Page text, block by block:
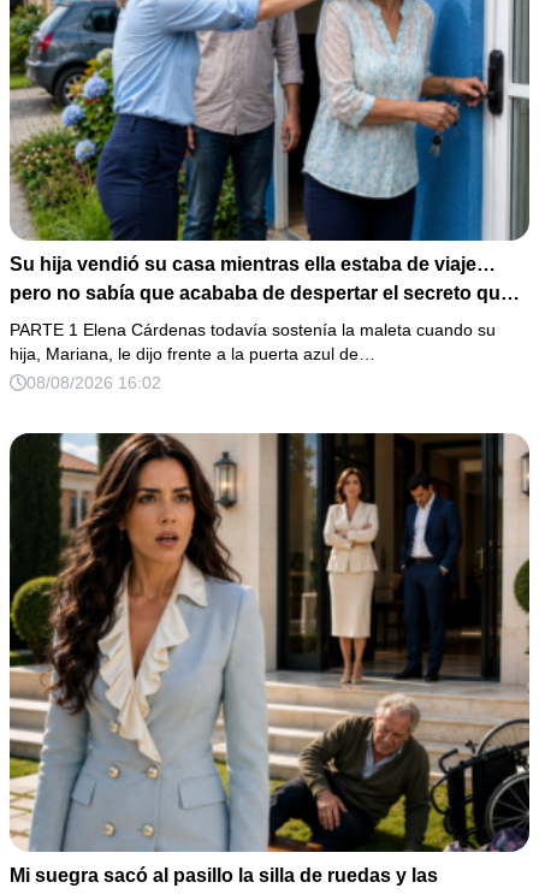
Su hija vendió su casa mientras ella estaba de viaje…
pero no sabía que acababa de despertar el secreto que
su padre dejó antes de morir
PARTE 1 Elena Cárdenas todavía sostenía la maleta cuando su
hija, Mariana, le dijo frente a la puerta azul de…
08/08/2026 16:02
Mi suegra sacó al pasillo la silla de ruedas y las